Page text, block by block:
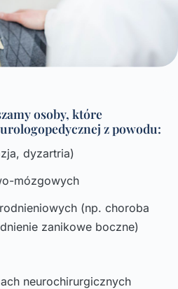
osoby, które
z powodu:
dyzartria)
mózgowych
(np. choroba
zanikowe boczne)
neurochirurgicznych